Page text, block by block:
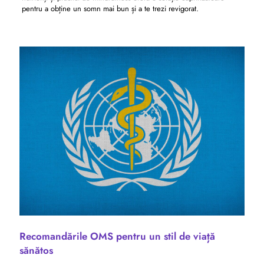
pentru a obține un somn mai bun și a te trezi revigorat.
Recomandările OMS pentru un stil de viață
sănătos